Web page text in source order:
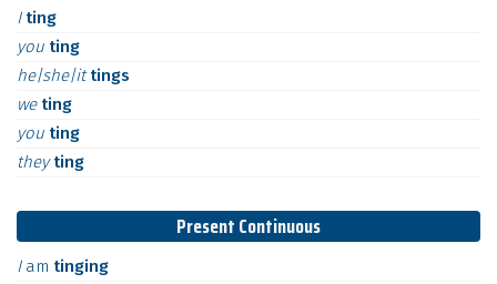
I ting
you ting
he|she|ittings
we ting
you ting
theyting
Present Continuous
I am tinging